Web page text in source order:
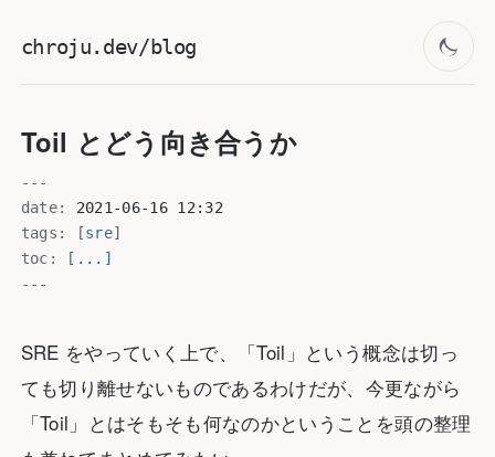
chroju.dev/blog
Toil とどう向き合うか
---
date:
2021-06-16 12:32
tags:
[sre]
toc:
[...]
---
SRE をやっていく上で、「Toil」という概念は切っ
ても切り離せないものであるわけだが、今更ながら
「Toil」とはそもそも何なのかということを頭の整理